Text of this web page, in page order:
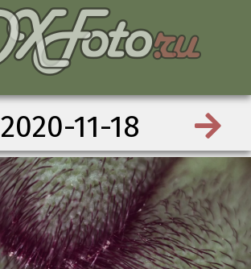
2020-11-18